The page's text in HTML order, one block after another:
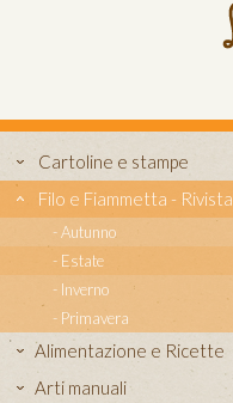
Cartoline e stampe
Filo e Fiammetta - Rivista
Autunno
Estate
Inverno
Primavera
Alimentazione e Ricette
Arti manuali